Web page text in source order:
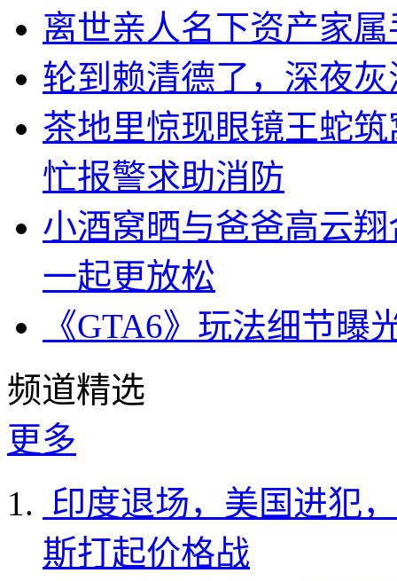
离世亲人名下资产家
轮到赖清德了，深夜灰
茶地里惊现眼镜王蛇
忙报警求助消防
小酒窝晒与爸爸高云
一起更放松
《GTA6》玩法细节
频道精选
更多
印度退场，美国进犯
斯打起价格战